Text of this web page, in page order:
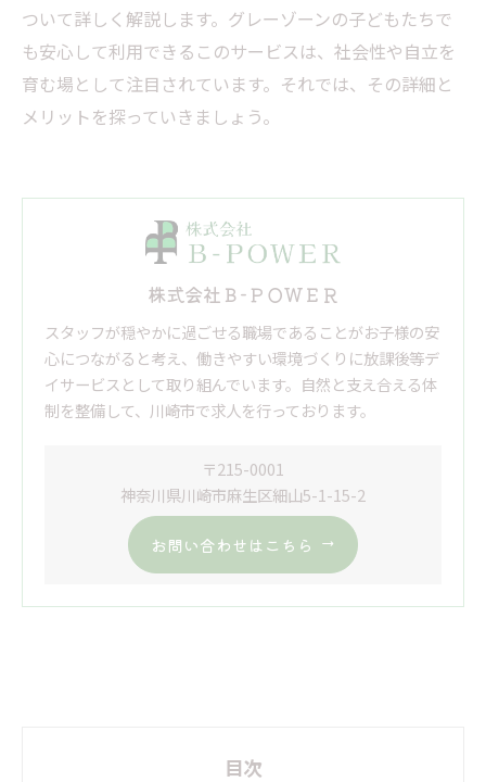
ついて詳しく解説します。グレーゾーンの子どもたちで
も安心して利用できるこのサービスは、社会性や自立を
育む場として注目されています。それでは、その詳細と
メリットを探っていきましょう。
株式会社Ｂ-ＰＯＷＥＲ
スタッフが穏やかに過ごせる職場であることがお子様の安
心につながると考え、働きやすい環境づくりに放課後等デ
イサービスとして取り組んでいます。自然と支え合える体
制を整備して、川崎市で求人を行っております。
〒215-0001
神奈川県川崎市麻生区細山5-1-15-2
お問い合わせはこちら
目次